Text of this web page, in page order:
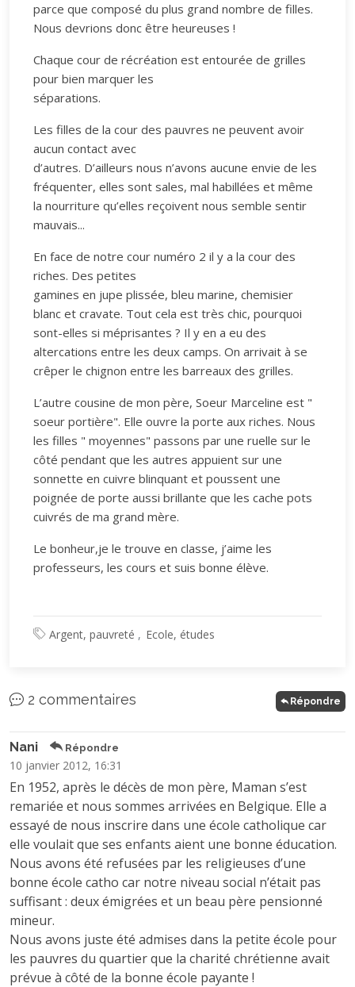
parce que composé du plus grand nombre de filles.
Nous devrions donc être heureuses !
Chaque cour de récréation est entourée de grilles
pour bien marquer les
séparations.
Les filles de la cour des pauvres ne peuvent avoir
aucun contact avec
d’autres. D’ailleurs nous n’avons aucune envie de les
fréquenter, elles sont sales, mal habillées et même
la nourriture qu’elles reçoivent nous semble sentir
mauvais...
En face de notre cour numéro 2 il y a la cour des
riches. Des petites
gamines en jupe plissée, bleu marine, chemisier
blanc et cravate. Tout cela est très chic, pourquoi
sont-elles si méprisantes ? Il y en a eu des
altercations entre les deux camps. On arrivait à se
crêper le chignon entre les barreaux des grilles.
L’autre cousine de mon père, Soeur Marceline est "
soeur portière". Elle ouvre la porte aux riches. Nous
les filles " moyennes" passons par une ruelle sur le
côté pendant que les autres appuient sur une
sonnette en cuivre blinquant et poussent une
poignée de porte aussi brillante que les cache pots
cuivrés de ma grand mère.
Le bonheur,je le trouve en classe, j’aime les
professeurs, les cours et suis bonne élève.
Argent, pauvreté Ecole, études
2 commentaires Répondre
Nani Répondre
10 janvier 2012, 16:31
En 1952, après le décès de mon père, Maman s’est
remariée et nous sommes arrivées en Belgique. Elle a
essayé de nous inscrire dans une école catholique car
elle voulait que ses enfants aient une bonne éducation.
Nous avons été refusées par les religieuses d’une
bonne école catho car notre niveau social n’était pas
suffisant : deux émigrées et un beau père pensionné
mineur.
Nous avons juste été admises dans la petite école pour
les pauvres du quartier que la charité chrétienne avait
prévue à côté de la bonne école payante !